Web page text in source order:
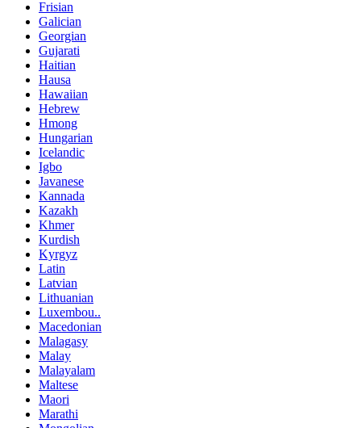
Frisian
Galician
Georgian
Gujarati
Haitian
Hausa
Hawaiian
Hebrew
Hmong
Hungarian
Icelandic
Igbo
Javanese
Kannada
Kazakh
Khmer
Kurdish
Kyrgyz
Latin
Latvian
Lithuanian
Luxembou..
Macedonian
Malagasy
Malay
Malayalam
Maltese
Maori
Marathi